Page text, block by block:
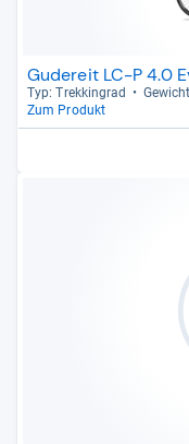
Gudereit LC-P 4.0
Typ: Trek­kin­grad
Zum Produkt